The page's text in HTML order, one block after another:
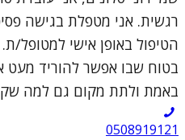
רגשית. אני מטפלת בגישה
הטיפול באופן אישי למטופל/
בטוח שבו אפשר להוריד מעט
באמת ולתת מקום גם למה
0508919121